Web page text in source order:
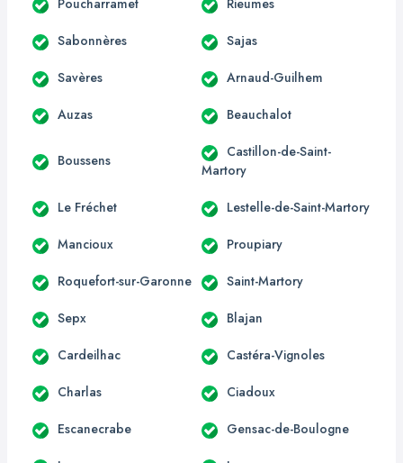
Sabonnères Sajas
Savères Arnaud-Guilhem
Auzas Beauchalot
Boussens
Castillon-de-Saint-
Martory
Le Fréchet Lestelle-de-Saint-Martory
Mancioux Proupiary
Roquefort-sur-Garonne Saint-Martory
Sepx Blajan
Cardeilhac Castéra-Vignoles
Charlas Ciadoux
Escanecrabe Gensac-de-Boulogne